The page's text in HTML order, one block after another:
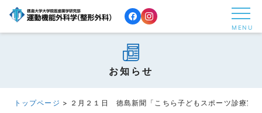
へ
MENU
お知らせ
トップページ > ２月２１日 徳島新聞「こちら子どもスポーツ診療室